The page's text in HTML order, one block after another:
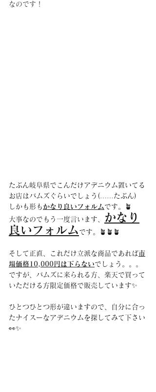
なのです！
たぶん岐阜県でこんだけアデニウム置いてる
お店はバムズぐらいでしょう(……たぶん)
しかも形も かなり良いフォルムです。🪴
大事なのでもう一度言います、
かなり
良いフォルム です。🪴🪴🪴
そして正直、これだけ立派な商品であれば市
場価格10,000円は下らないでしょう。。。
ですが、バムズに来られる方、楽天で買って
いただける方限定価格で販売しています✨
ひとつひとつ形が違いますので、自分に合っ
たナイスーなアデニウムを探してみて下さい
👀✨